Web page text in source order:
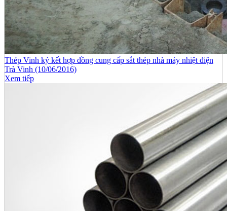
Thép Vinh ký kết hợp đồng cung cấp sắt thép nhà máy nhiệt điện
Trà Vinh (10/06/2016)
Xem tiếp